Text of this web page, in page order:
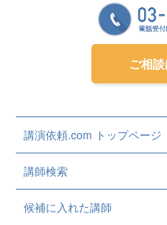
ご相
講演依頼.com トップページ
講師検索
候補に入れた講師